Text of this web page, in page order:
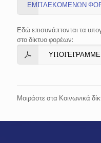
ΕΜΠΛΕΚΟΜΕΝΩΝ
Εδώ επισυνάπτονται τα
στο δίκτυο φορέων:
Μοιράστε στα Κοινωνικά